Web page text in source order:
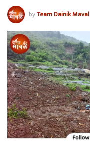
byTeam Dainik Maval